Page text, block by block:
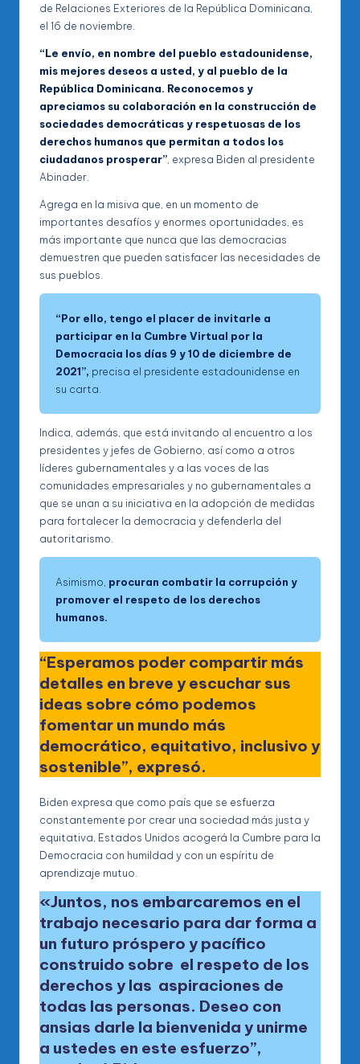
de Relaciones Exteriores de la República Dominicana,
el 16 de noviembre.
“Le envío, en nombre del pueblo estadounidense,
mis mejores deseos a usted, y al pueblo de la
República Dominicana. Reconocemos y
apreciamos su colaboración en la construcción de
sociedades democráticas y respetuosas de los
derechos humanos que permitan a todos los
ciudadanos prosperar” , expresa Biden al presidente
Abinader.
Agrega en la misiva que, en un momento de
importantes desafíos y enormes oportunidades, es
más importante que nunca que las democracias
demuestren que pueden satisfacer las necesidades de
sus pueblos.
“Por ello, tengo el placer de invitarle a
participar en la Cumbre Virtual por la
Democracia los días 9 y 10 de diciembre de
2021”, precisa el presidente estadounidense en
su carta.
Indica, además, que está invitando al encuentro a los
presidentes y jefes de Gobierno, así como a otros
líderes gubernamentales y a las voces de las
comunidades empresariales y no gubernamentales a
que se unan a su iniciativa en la adopción de medidas
para fortalecer la democracia y defenderla del
autoritarismo.
Asimismo, procuran combatir la corrupción y
promover el respeto de los derechos
humanos.
“Esperamos poder compartir más
detalles en breve y escuchar sus
ideas sobre cómo podemos
fomentar un mundo más
democrático, equitativo, inclusivo y
sostenible”, expresó.
Biden expresa que como país que se esfuerza
constantemente por crear una sociedad más justa y
equitativa, Estados Unidos acogerá la Cumbre para la
Democracia con humildad y con un espíritu de
aprendizaje mutuo.
«Juntos, nos embarcaremos en el
trabajo necesario para dar forma a
un futuro próspero y pacífico
construido sobre el respeto de los
derechos y las aspiraciones de
todas las personas. Deseo con
ansias darle la bienvenida y unirme
a ustedes en este esfuerzo”,